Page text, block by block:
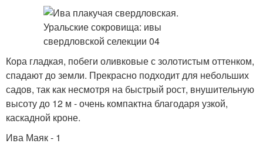
Кора гладкая, побеги оливковые с золотистым оттенком,
спадают до земли. Прекрасно подходит для небольших
садов, так как несмотря на быстрый рост, внушительную
высоту до 12 м - очень компактна благодаря узкой,
каскадной кроне.
Ива Маяк - 1